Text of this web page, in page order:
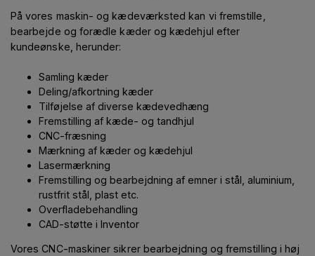
På vores maskin- og kædeværksted kan vi fremstille,
bearbejde og forædle kæder og kædehjul efter
kundeønske, herunder:
Samling kæder
Deling/afkortning kæder
Tilføjelse af diverse kædevedhæng
Fremstilling af kæde- og tandhjul
CNC-fræsning
Mærkning af kæder og kædehjul
Lasermærkning
Fremstilling og bearbejdning af emner i stål, aluminium,
rustfrit stål, plast etc.
Overfladebehandling
CAD-støtte i Inventor
Vores CNC-maskiner sikrer bearbejdning og fremstilling i høj